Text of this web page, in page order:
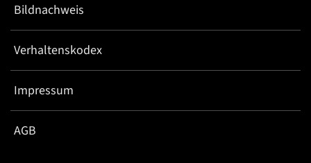
Bildnachweis
Verhaltenskodex
Impressum
AGB